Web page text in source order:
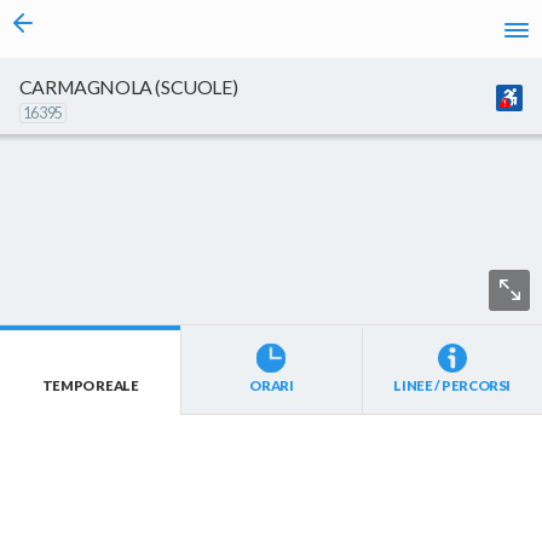
vai al contenuto
CARMAGNOLA (SCUOLE)
16395
TEMPO REALE ORARI LINEE / PERCORSI